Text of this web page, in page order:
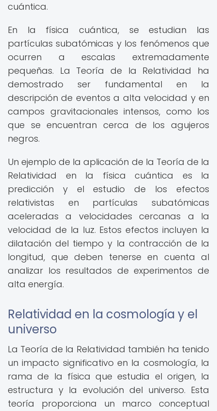
cuántica.
En la física cuántica, se estudian las
partículas subatómicas y los fenómenos que
ocurren a escalas extremadamente
pequeñas. La Teoría de la Relatividad ha
demostrado ser fundamental en la
descripción de eventos a alta velocidad y en
campos gravitacionales intensos, como los
que se encuentran cerca de los agujeros
negros.
Un ejemplo de la aplicación de la Teoría de la
Relatividad en la física cuántica es la
predicción y el estudio de los efectos
relativistas en partículas subatómicas
aceleradas a velocidades cercanas a la
velocidad de la luz. Estos efectos incluyen la
dilatación del tiempo y la contracción de la
longitud, que deben tenerse en cuenta al
analizar los resultados de experimentos de
alta energía.
Relatividad en la cosmología y el
universo
La Teoría de la Relatividad también ha tenido
un impacto significativo en la cosmología, la
rama de la física que estudia el origen, la
estructura y la evolución del universo. Esta
teoría proporciona un marco conceptual